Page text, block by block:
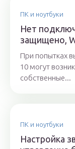
ПК и ноутбуки
Нет
защищено,
При попытках
10 могут
собственные...
ПК и ноутбуки
Настройка